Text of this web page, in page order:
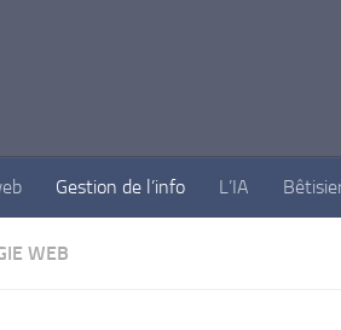
Gestion de l’info L’IA
WEB